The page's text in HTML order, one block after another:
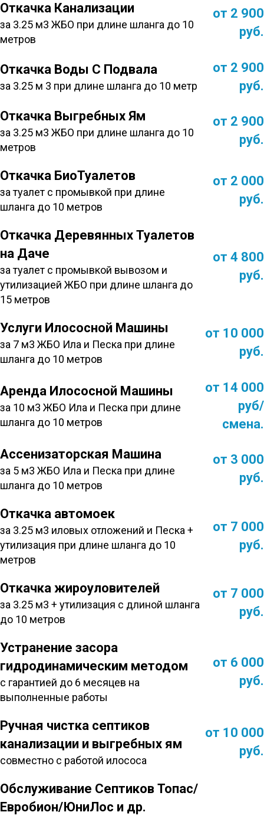
Откачка Канализации
за 3.25 м3 ЖБО при длине шланга до 10
метров
от 2 900
руб.
Откачка Воды С Подвала
за 3.25 м 3 при длине шланга до 10 метр
от 2 900
руб.
Откачка Выгребных Ям
за 3.25 м3 ЖБО при длине шланга до 10
метров
от 2 900
руб.
Откачка БиоТуалетов
за туалет с промывкой при длине
шланга до 10 метров
от 2 000
руб.
Откачка Деревянных Туалетов
на Даче
за туалет с промывкой вывозом и
утилизацией ЖБО при длине шланга до
15 метров
от 4 800
руб.
Услуги Илососной Машины
за 7 м3 ЖБО Ила и Песка при длине
шланга до 10 метров
от 10 000
руб.
Аренда Илососной Машины
за 10 м3 ЖБО Ила и Песка при длине
шланга до 10 метров
от 14 000
руб/
смена.
Ассенизаторская Машина
за 5 м3 ЖБО Ила и Песка при длине
шланга до 10 метров
от 3 000
руб.
Откачка автомоек
за 3.25 м3 иловых отложений и Песка +
утилизация при длине шланга до 10
метров
от 7 000
руб.
Откачка жироуловителей
за 3.25 м3 + утилизация с длиной шланга
до 10 метров
от 7 000
руб.
Устранение засора
гидродинамическим методом
с гарантией до 6 месяцев на
выполненные работы
от 6 000
руб.
Ручная чистка септиков
канализации и выгребных ям
совместно с работой илососа
от 10 000
руб.
Обслуживание Септиков Топас/
Евробион/ЮниЛос и др.